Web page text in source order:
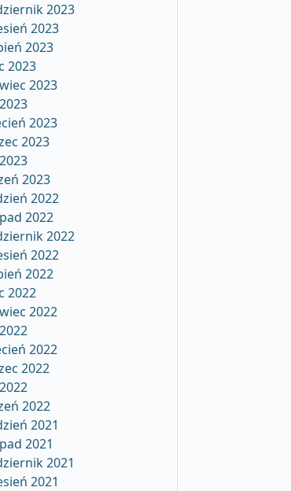
2023
2023
2023
2023
2023
2023
2023
2023
2022
2022
2022
2022
2022
2022
2022
2022
2022
2022
2021
2021
2021
2021